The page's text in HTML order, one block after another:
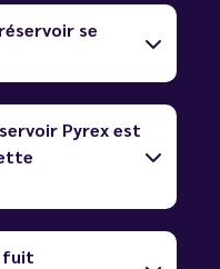
se
Pyrex est
fuit